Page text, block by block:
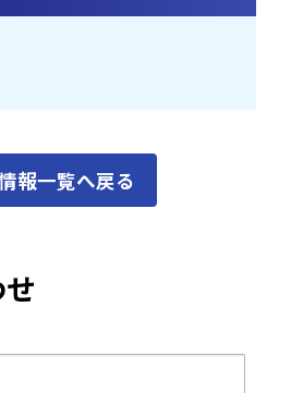
報一覧へ戻る